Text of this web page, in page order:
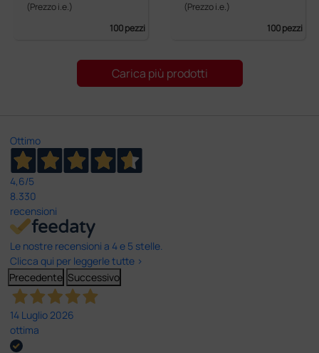
(Prezzo i.e.)
100 pezzi
(Prezzo i.e.)
100 pezzi
Carica più prodotti
Ottimo
4,6/5
8.330
recensioni
Le nostre recensioni a 4 e 5 stelle.
Clicca qui per leggerle tutte >
Precedente Successivo
14 Luglio 2026
ottima